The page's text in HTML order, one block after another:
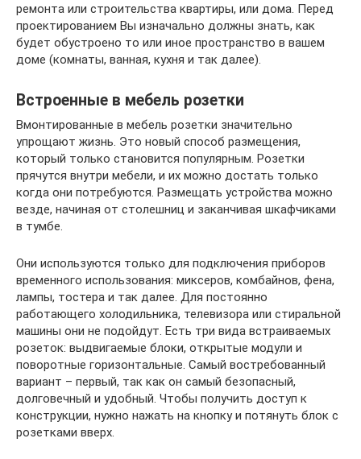
ремонта или строительства квартиры, или дома. Перед
проектированием Вы изначально должны знать, как
будет обустроено то или иное пространство в вашем
доме (комнаты, ванная, кухня и так далее).
Встроенные в мебель розетки
Вмонтированные в мебель розетки значительно
упрощают жизнь. Это новый способ размещения,
который только становится популярным. Розетки
прячутся внутри мебели, и их можно достать только
когда они потребуются. Размещать устройства можно
везде, начиная от столешниц и заканчивая шкафчиками
в тумбе.
Они используются только для подключения приборов
временного использования: миксеров, комбайнов, фена,
лампы, тостера и так далее. Для постоянно
работающего холодильника, телевизора или стиральной
машины они не подойдут. Есть три вида встраиваемых
розеток: выдвигаемые блоки, открытые модули и
поворотные горизонтальные. Самый востребованный
вариант – первый, так как он самый безопасный,
долговечный и удобный. Чтобы получить доступ к
конструкции, нужно нажать на кнопку и потянуть блок с
розетками вверх.